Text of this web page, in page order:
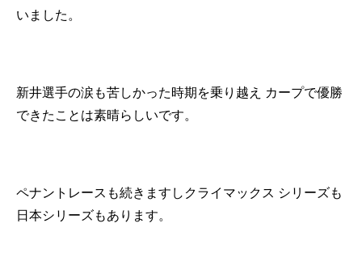
いました。
新井選手の涙も苦しかった時期を乗り越え
カープで優勝
できたことは素晴らしいです。
ペナントレースも続きますしクライマックス シリーズも
日本シリーズもあります。